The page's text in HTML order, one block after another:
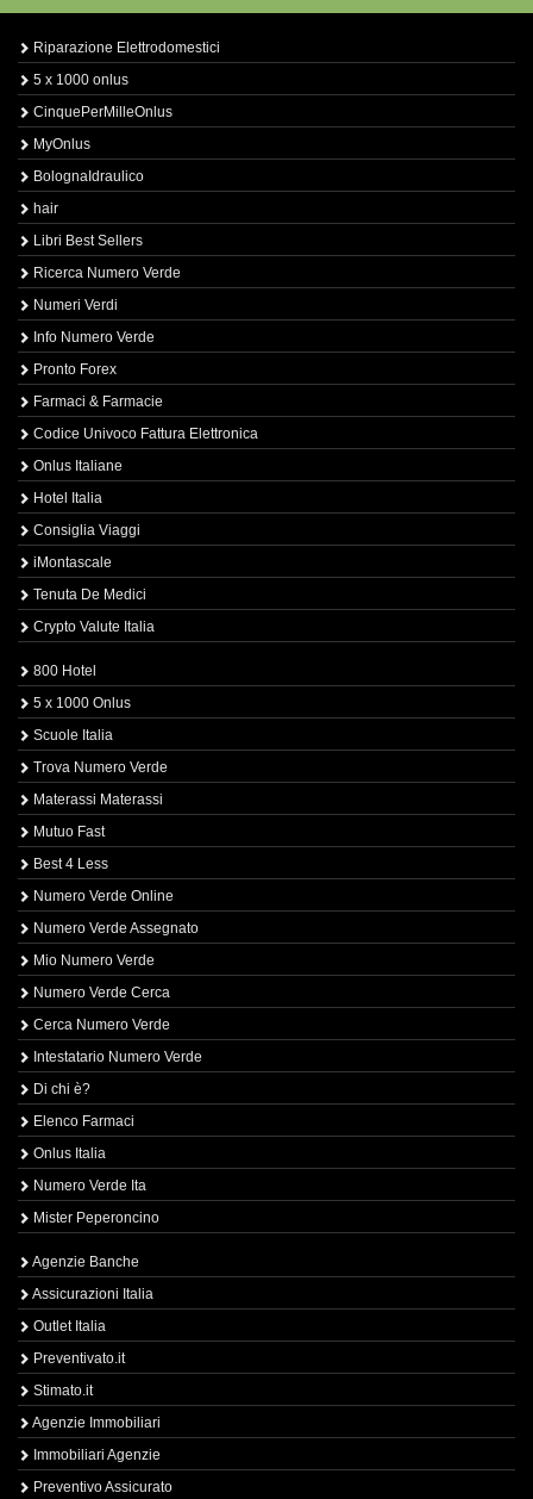
Riparazione Elettrodomestici
5 x 1000 onlus
CinquePerMilleOnlus
MyOnlus
BolognaIdraulico
hair
Libri Best Sellers
Ricerca Numero Verde
Numeri Verdi
Info Numero Verde
Pronto Forex
Farmaci & Farmacie
Codice Univoco Fattura Elettronica
Onlus Italiane
Hotel Italia
Consiglia Viaggi
iMontascale
Tenuta De Medici
Crypto Valute Italia
800 Hotel
5 x 1000 Onlus
Scuole Italia
Trova Numero Verde
Materassi Materassi
Mutuo Fast
Best 4 Less
Numero Verde Online
Numero Verde Assegnato
Mio Numero Verde
Numero Verde Cerca
Cerca Numero Verde
Intestatario Numero Verde
Di chi è?
Elenco Farmaci
Onlus Italia
Numero Verde Ita
Mister Peperoncino
Agenzie Banche
Assicurazioni Italia
Outlet Italia
Preventivato.it
Stimato.it
Agenzie Immobiliari
Immobiliari Agenzie
Preventivo Assicurato